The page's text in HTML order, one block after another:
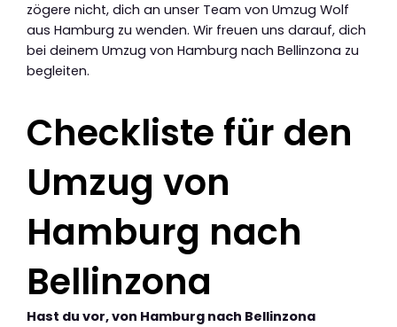
zögere nicht, dich an unser Team von Umzug Wolf
aus Hamburg zu wenden. Wir freuen uns darauf, dich
bei deinem Umzug von Hamburg nach Bellinzona zu
begleiten.
Checkliste für den
Umzug von
Hamburg nach
Bellinzona
Hast du vor, von Hamburg nach Bellinzona